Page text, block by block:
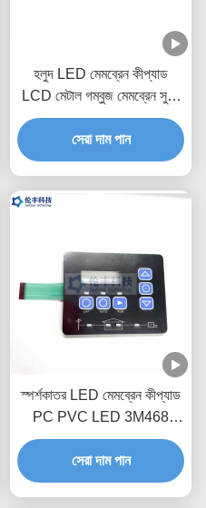
হলুদ LED মেমব্রেন কীপ্যাড
LCD মেটাল গম্বুজ মেমব্রেন সুইচ
কীবোর্ড
সেরা দাম পান
স্পর্শকাতর LED মেমব্রেন কীপ্যাড
PC PVC LED 3M468
জলরোধী নমনীয় ঝিল্লি সুইচ
সেরা দাম পান